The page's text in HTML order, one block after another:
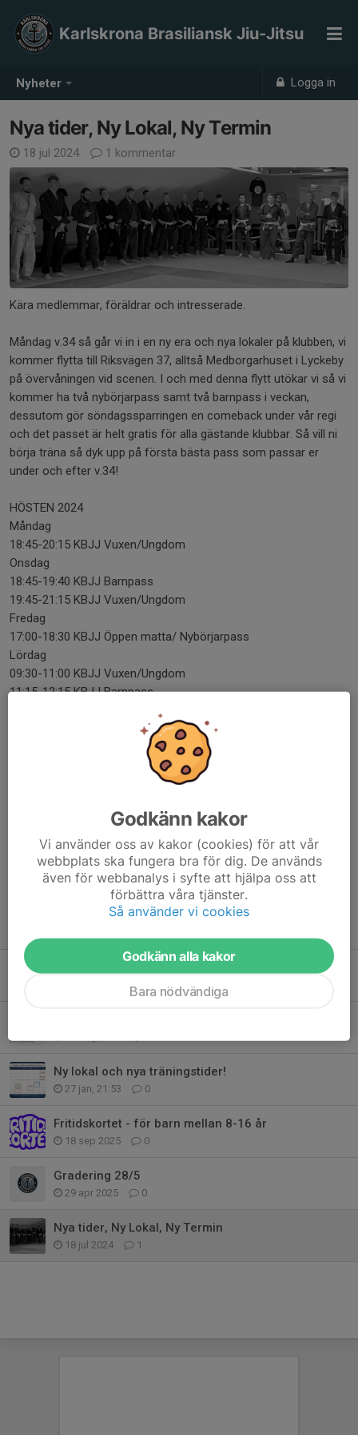
Nyheter Logga in
Karlskrona Brasiliansk Jiu-Jitsu
Nya tider, Ny Lokal, Ny Termin
18 jul 2024 1 kommentar
Kära medlemmar, föräldrar och intresserade.
Måndag v.34 så går vi in i en ny era och nya lokaler på klubben, vi
kommer flytta till Riksvägen 37, alltså Medborgarhuset i Lyckeby
på övervåningen vid scenen. I och med denna flytt utökar vi så vi
kommer ha två nybörjarpass samt två barnpass i veckan,
dessutom gör söndagssparringen en comeback under vår regi
och det passet är helt gratis för alla gästande klubbar. Så vill ni
börja träna så dyk upp på första bästa pass som passar er
under och efter v.34!
HÖSTEN 2024
Måndag
18:45-20:15 KBJJ Vuxen/Ungdom
Onsdag
18:45-19:40 KBJJ Barnpass
19:45-21:15 KBJJ Vuxen/Ungdom
Fredag
17:00-18:30 KBJJ Öppen matta/ Nybörjarpass
Lördag
09:30-11:00 KBJJ Vuxen/Ungdom
11:15-12:15 KBJJ Barnpass
19:00-21:00 KBJJ Sparring/Nybörjarpass
Kommentarer
Attila Berner3 feb 2025
🤘😎🤘
Ny lokal och nya träningstider!
27 jan, 21:53 0
Fritidskortet - för barn mellan 8-16 år
18 sep 2025 0
Gradering 28/5
29 apr 2025 0
Nya tider, Ny Lokal, Ny Termin
18 jul 2024 1
Godkänn kakor
Vi använder oss av kakor (cookies) för att vår
webbplats ska fungera bra för dig. De används
även för webbanalys i syfte att hjälpa oss att
förbättra våra tjänster.
Så använder vi cookies
Godkänn alla kakor
Bara nödvändiga